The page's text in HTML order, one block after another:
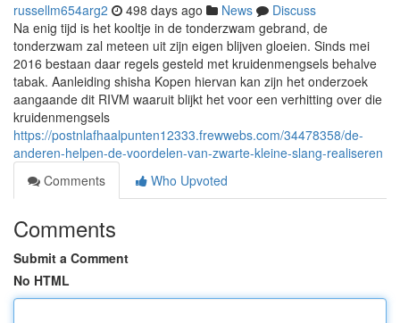
russellm654arg2 498 days ago News
Discuss
Na enig tijd is het kooltje in de tonderzwam gebrand, de
tonderzwam zal meteen uit zijn eigen blijven gloeien. Sinds mei
2016 bestaan daar regels gesteld met kruidenmengsels behalve
tabak. Aanleiding shisha Kopen hiervan kan zijn het onderzoek
aangaande dit RIVM waaruit blijkt het voor een verhitting over die
kruidenmengsels
https://postnlafhaalpunten12333.frewwebs.com/34478358/de-
anderen-helpen-de-voordelen-van-zwarte-kleine-slang-realiseren
Comments
Who Upvoted
Comments
Submit a Comment
No HTML